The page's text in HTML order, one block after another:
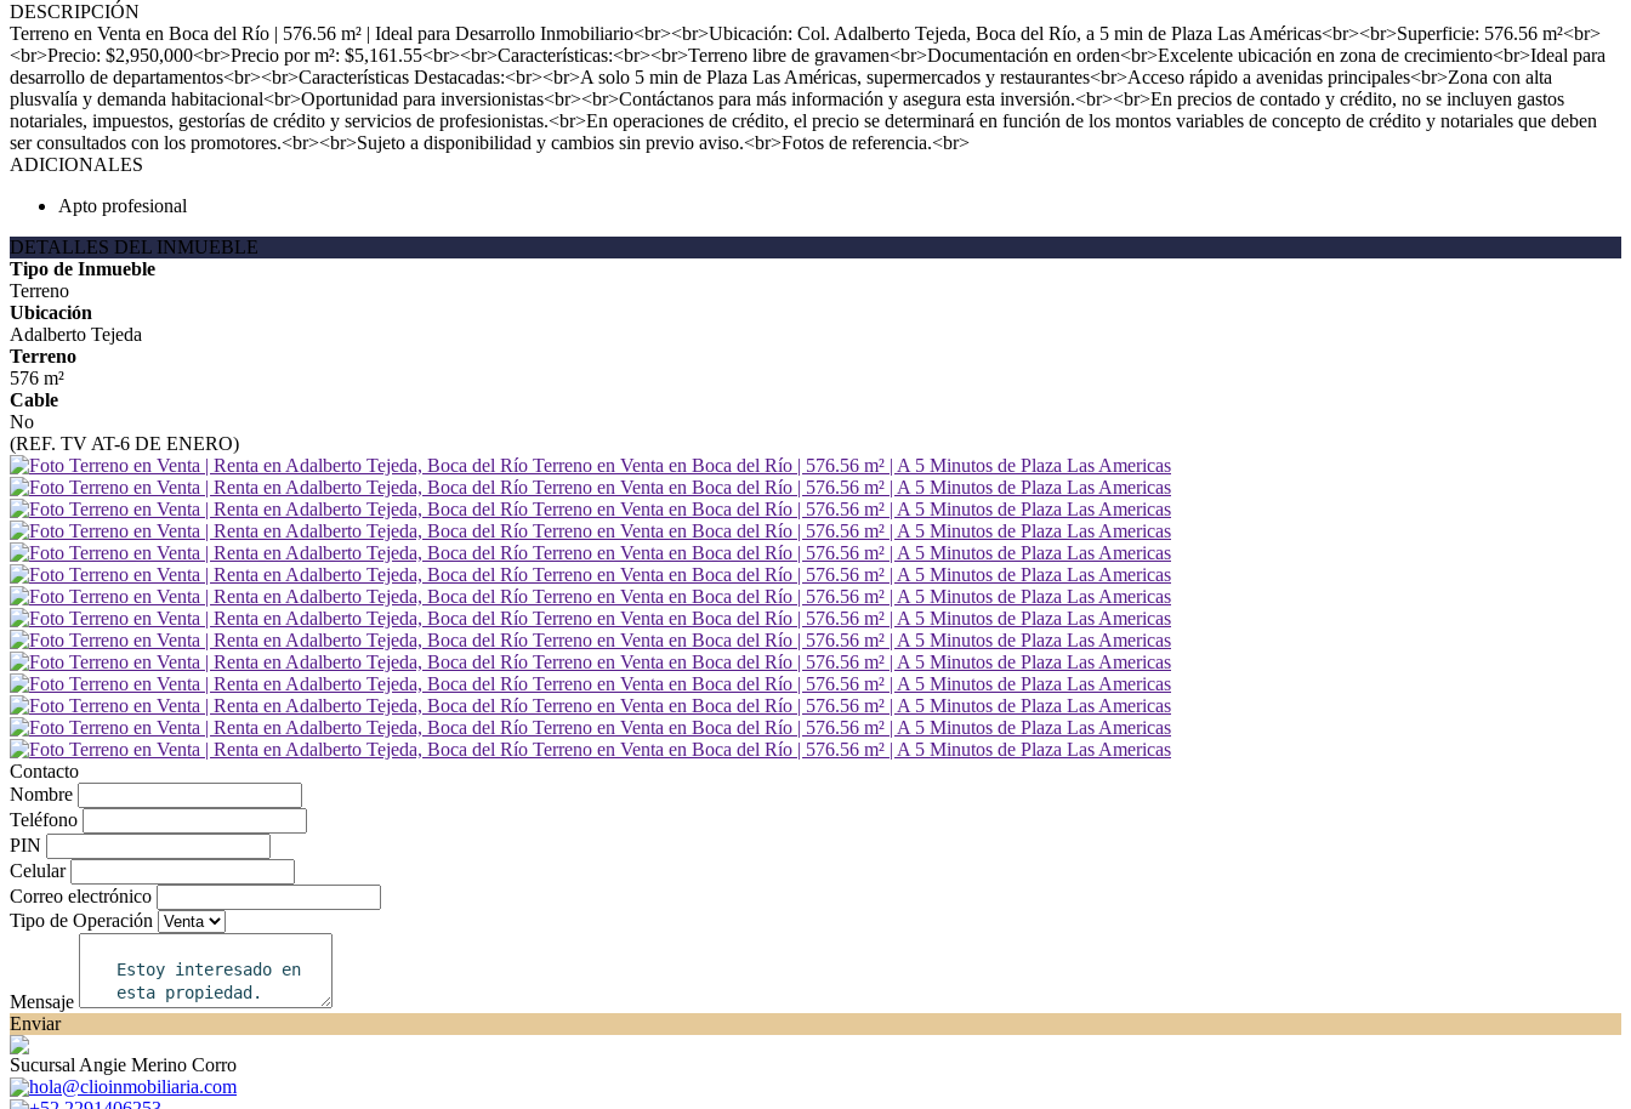
DESCRIPCIÓN
Terreno en Venta en Boca del Río | 576.56 m² | Ideal para Desarrollo Inmobiliario<br><br>Ubicación: Col. Adalberto Tejeda, Boca del Río, a 5 min de Plaza Las Américas<br><br>Superficie: 576.56 m²<br>
<br>Precio: $2,950,000<br>Precio por m²: $5,161.55<br><br>Características:<br><br>Terreno libre de gravamen<br>Documentación en orden<br>Excelente ubicación en zona de crecimiento<br>Ideal para
desarrollo de departamentos<br><br>Características Destacadas:<br><br>A solo 5 min de Plaza Las Américas, supermercados y restaurantes<br>Acceso rápido a avenidas principales<br>Zona con alta
plusvalía y demanda habitacional<br>Oportunidad para inversionistas<br><br>Contáctanos para más información y asegura esta inversión.<br><br>En precios de contado y crédito, no se incluyen gastos
notariales, impuestos, gestorías de crédito y servicios de profesionistas.<br>En operaciones de crédito, el precio se determinará en función de los montos variables de concepto de crédito y notariales que deben
ser consultados con los promotores.<br><br>Sujeto a disponibilidad y cambios sin previo aviso.<br>Fotos de referencia.<br>
ADICIONALES
Apto profesional
DETALLES DEL INMUEBLE
Tipo de Inmueble
Terreno
Ubicación
Adalberto Tejeda
Terreno
576 m²
Cable
No
(REF. TV AT-6 DE ENERO)
Contacto
Nombre
Teléfono
PIN
Celular
Correo electrónico
Tipo de Operación
Mensaje
Enviar
Sucursal Angie Merino Corro
hola@clioinmobiliaria.com